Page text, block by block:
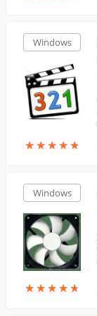
Windows
★★★★★
★★★★★
Windows
★★★★★
★★★★★